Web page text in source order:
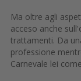
Ma oltre agli
acceso anche
trattamenti. Da
professione
Carnevale lei